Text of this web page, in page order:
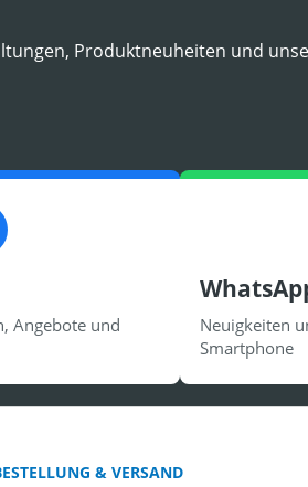
Produktneuheiten und
Angebote und
Neuigkeiten
Smartphone
& VERSAND